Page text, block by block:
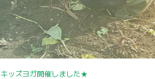
キッズヨガ開催しました★